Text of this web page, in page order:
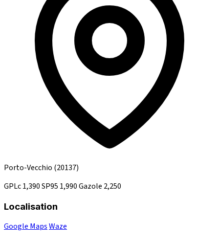
Porto-Vecchio (20137)
GPLc1,390SP95 1,990Gazole 2,250
Localisation
Google MapsWaze